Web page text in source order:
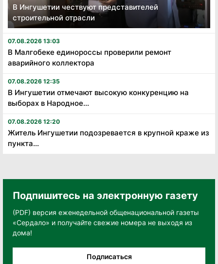
В Ингушетии чествуют представителей
строительной отрасли
07.08.2026 13:03
В Малгобеке единороссы проверили ремонт
аварийного коллектора
07.08.2026 12:35
В Ингушетии отмечают высокую конкуренцию на
выборах в Народное...
07.08.2026 12:20
Житель Ингушетии подозревается в крупной краже из
пункта...
Подпишитесь на электронную газету
(PDF) версия еженедельной общенациональной газеты
«Сердало» и получайте свежие номера не выходя из
дома!
Подписаться